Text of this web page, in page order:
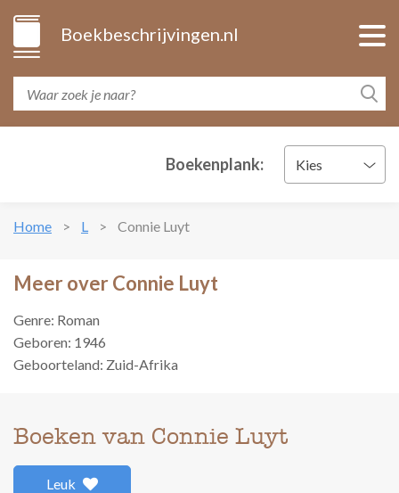
Boekbeschrijvingen.nl
Boekenplank: Kies
Home L Connie Luyt
Meer over Connie Luyt
Genre: Roman
Geboren: 1946
Geboorteland: Zuid-Afrika
Boeken van Connie Luyt
Leuk